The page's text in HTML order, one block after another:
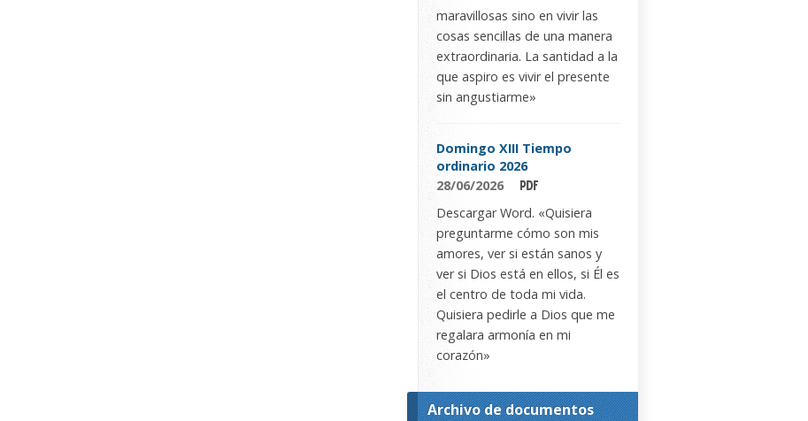
maravillosas sino en vivir las
cosas sencillas de una manera
extraordinaria. La santidad a la
que aspiro es vivir el presente
sin angustiarme»
Domingo XIII Tiempo
ordinario 2026
28/06/2026
Descargar Word. «Quisiera
preguntarme cómo son mis
amores, ver si están sanos y
ver si Dios está en ellos, si Él es
el centro de toda mi vida.
Quisiera pedirle a Dios que me
regalara armonía en mi
corazón»
Archivo de documentos